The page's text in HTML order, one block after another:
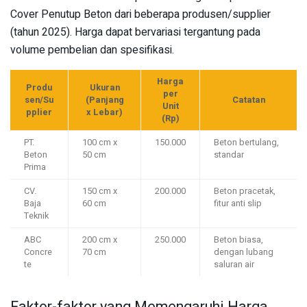
Cover Penutup Beton dari beberapa produsen/supplier
(tahun 2025). Harga dapat bervariasi tergantung pada
volume pembelian dan spesifikasi.
Produ
sen/Su
pplier
Ukuran
(Panjang
x Lebar)
Harga
per
Unit
(Rp)
Catatan
PT.
Beton
Prima
100 cm x
50 cm
150.000
Beton bertulang,
standar
CV.
Baja
Teknik
150 cm x
60 cm
200.000
Beton pracetak,
fitur anti slip
ABC
Concre
te
200 cm x
70 cm
250.000
Beton biasa,
dengan lubang
saluran air